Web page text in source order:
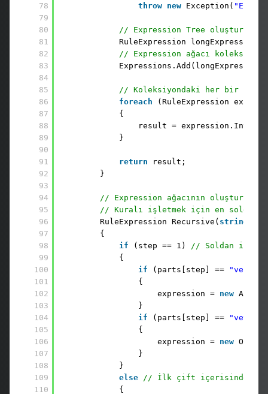
78
79
80
81
82
83
84
85
86
87
88
89
90
91
92
93
94
95
96
97
98
99
100
101
102
103
104
105
106
107
108
109
110
throw new Exception(
// Expression Tree
RuleExpression
// Expression ağacı
// Koleksiyondaki her bir
foreach
(RuleExpression
{
result =
}
return
result;
}
// Expression ağacının
// Kuralı işletmek için en soldaki
RuleExpression Recursive( string
{
if
(step == 1)
// Soldan ilk
{
if
(parts[step] == "ve"
{
expression = new
}
if
(parts[step] == "veya"
{
expression = new
}
}
else
// İlk çift içerisindeki
{